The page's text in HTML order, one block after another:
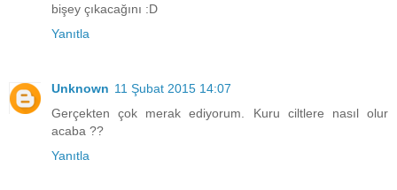
bişey çıkacağını :D
Yanıtla
Unknown 11 Şubat 2015 14:07
Gerçekten çok merak ediyorum. Kuru ciltlere nasıl olur
acaba ??
Yanıtla